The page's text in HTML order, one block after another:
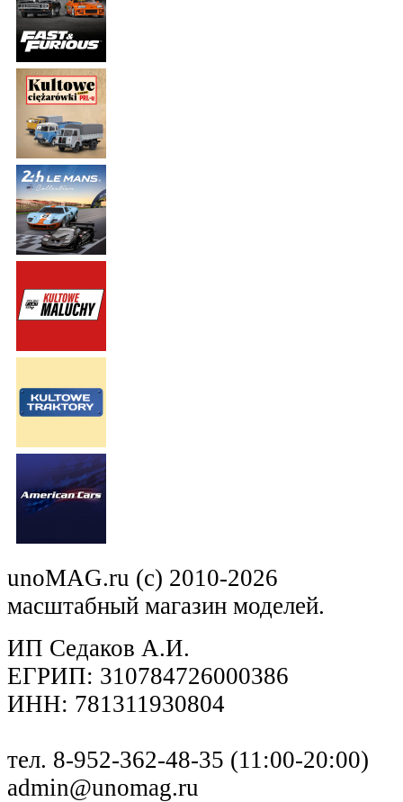
unoMAG.ru (c) 2010-2026
масштабный магазин моделей.
ИП Седаков А.И.
ЕГРИП: 310784726000386
ИНН: 781311930804
тел. 8-952-362-48-35 (11:00-20:00)
admin@unomag.ru